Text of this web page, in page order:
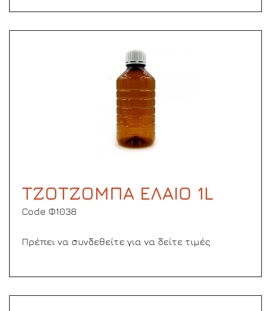
ΤΖΟΤΖΟΜΠΑ ΕΛΑΙΟ 1L
Code Φ1038
Πρέπει να συνδεθείτε για να δείτε τιμές